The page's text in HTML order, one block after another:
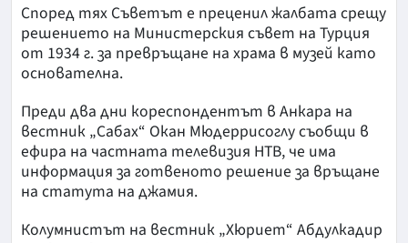
Според тях Съветът е преценил жалбата срещу
решението на Министерския съвет на Турция
от 1934 г. за превръщане на храма в музей като
основателна.
Преди два дни кореспондентът в Анкара на
вестник „Сабах“ Окан Мюдеррисоглу съобщи в
ефира на частната телевизия НТВ, че има
информация за готвеното решение за връщане
на статута на джамия.
Колумнистът на вестник „Хюриет“ Абдулкадир